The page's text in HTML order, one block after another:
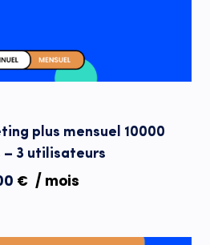
plus mensuel 10000
3 utilisateurs
€ / mois